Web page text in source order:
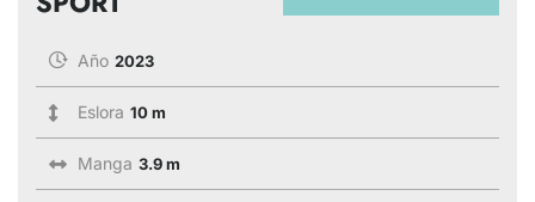
Año 2023
Eslora 10 m
Manga 3.9 m